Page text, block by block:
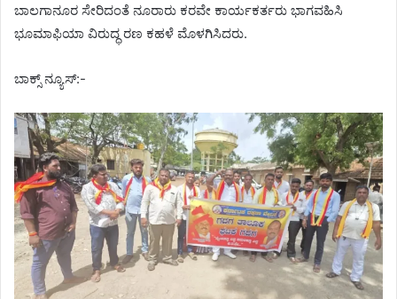
ಬಾಲಗಾನೂರ ಸೇರಿದಂತೆ ನೂರಾರು ಕರವೇ ಕಾರ್ಯಕರ್ತರು ಭಾಗವಹಿಸಿ
ಭೂಮಾಫಿಯಾ ವಿರುದ್ಧ ರಣ ಕಹಳೆ ಮೊಳಗಿಸಿದರು.
ಬಾಕ್ಸ್ ನ್ಯೂಸ್:-